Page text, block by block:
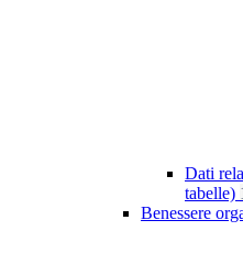
Dati
tabelle)
Benessere